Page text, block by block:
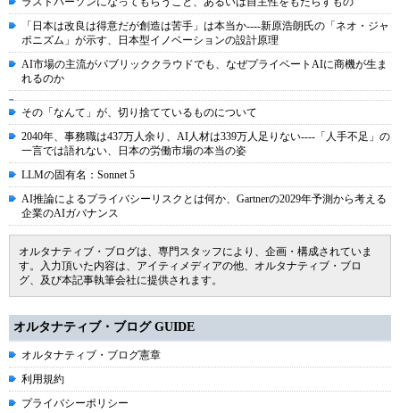
「日本は改良は得意だが創造は苦手」は本当か----新原浩朗氏の「ネオ・ジャ
ポニズム」が示す、日本型イノベーションの設計原理
AI市場の主流がパブリッククラウドでも、なぜプライベートAIに商機が生ま
れるのか
その「なんて」が、切り捨てているものについて
2040年、事務職は437万人余り、AI人材は339万人足りない----「人手不足」の
一言では語れない、日本の労働市場の本当の姿
LLMの固有名：Sonnet 5
AI推論によるプライバシーリスクとは何か、Gartnerの2029年予測から考える
企業のAIガバナンス
オルタナティブ・ブログは、専門スタッフにより、企画・構成されていま
す。入力頂いた内容は、アイティメディアの他、オルタナティブ・ブロ
グ、及び本記事執筆会社に提供されます。
オルタナティブ・ブログ GUIDE
オルタナティブ・ブログ憲章
利用規約
プライバシーポリシー